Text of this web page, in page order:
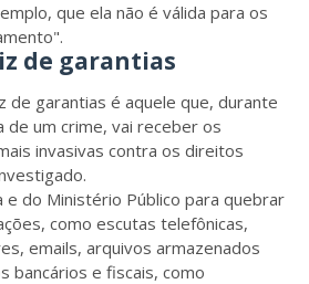
que ela não é válida para os
de garantias
de garantias é aquele que, durante
de um crime, vai receber os
invasivas contra os direitos
e do Ministério Público para quebrar
como escutas telefônicas,
emails, arquivos armazenados
bancários e fiscais, como